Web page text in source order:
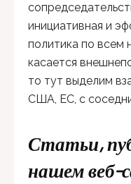
инициативная и
политика по всем
касается
то тут выделим
США, ЕС, с
Статьи,
нашем